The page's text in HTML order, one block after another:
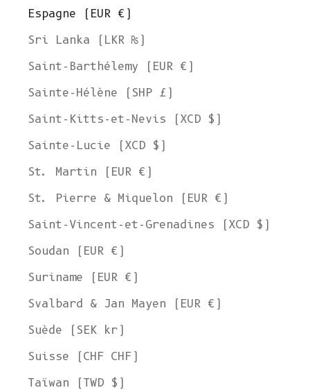
Espagne (EUR €)
Sri Lanka (LKR ₨)
Saint-Barthélemy (EUR €)
Sainte-Hélène (SHP £)
Saint-Kitts-et-Nevis (XCD $)
Sainte-Lucie (XCD $)
St. Martin (EUR €)
St. Pierre & Miquelon (EUR €)
Saint-Vincent-et-Grenadines (XCD $)
Soudan (EUR €)
Suriname (EUR €)
Svalbard & Jan Mayen (EUR €)
Suède (SEK kr)
Suisse (CHF CHF)
Taïwan (TWD $)